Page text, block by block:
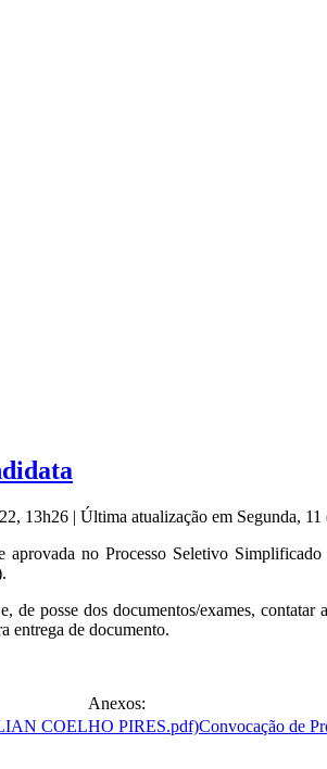
13h26 | Última atualização em Segunda,
aprovada no Processo Seletivo
posse dos documentos/exames,
entrega de documento.
Anexos:
Convocação de